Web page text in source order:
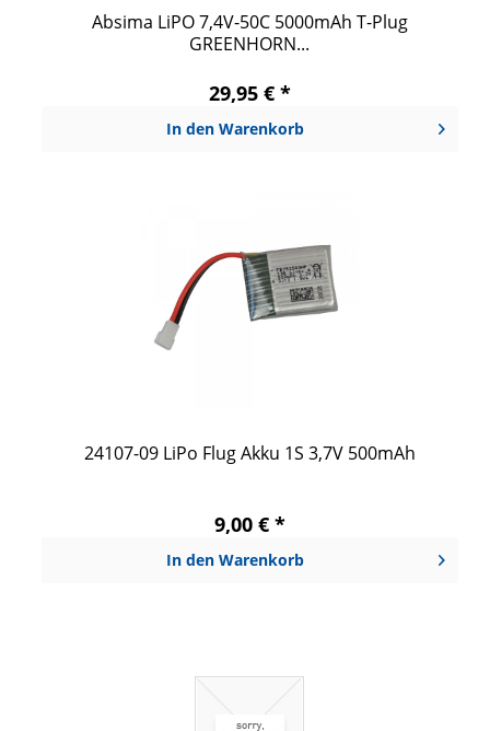
Absima LiPO 7,4V-50C 5000mAh T-Plug
GREENHORN...
29,95 € *
In den Warenkorb
24107-09 LiPo Flug Akku 1S 3,7V 500mAh
9,00 € *
In den Warenkorb